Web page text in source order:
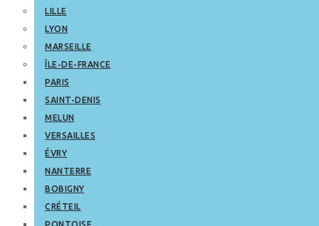
LILLE
LYON
MARSEILLE
ÎLE-DE-FRANCE
PARIS
SAINT-DENIS
MELUN
VERSAILLES
ÉVRY
NANTERRE
BOBIGNY
CRÉTEIL